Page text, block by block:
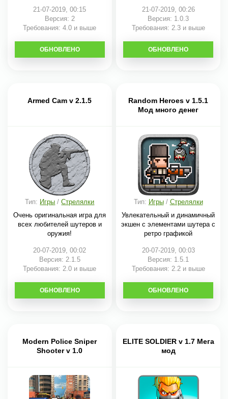
21-07-2019, 00:15
Версия: 2
Требования: 4.0 и выше
СКАЧАТЬ
ОБНОВЛЕНО
21-07-2019, 00:26
Версия: 1.0.3
Требования: 2.3 и выше
СКАЧАТЬ
ОБНОВЛЕНО
Armed Cam v 2.1.5
Тип: Игры /Стрелялки
Очень оригинальная игра для
всех любителей шутеров и
оружия!
20-07-2019, 00:02
Версия: 2.1.5
Требования: 2.0 и выше
СКАЧАТЬ
ОБНОВЛЕНО
Random Heroes v 1.5.1
Мод много денег
Тип: Игры/ Стрелялки
Увлекательный и динамичный
экшен с элементами шутера с
ретро графикой
20-07-2019, 00:03
Версия: 1.5.1
Требования: 2.2 и выше
СКАЧАТЬ
ОБНОВЛЕНО
Modern Police Sniper
Shooter v 1.0
ELITE SOLDIER v 1.7 Мега
мод